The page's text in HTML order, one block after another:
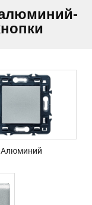
Алюминий